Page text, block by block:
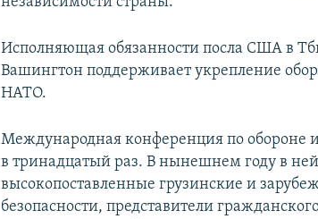
Исполняющая обязанности посла США в
Вашингтон поддерживает укрепление
НАТО.
Международная конференция по обороне
в тринадцатый раз. В нынешнем году в
высокопоставленные грузинские и
безопасности, представители